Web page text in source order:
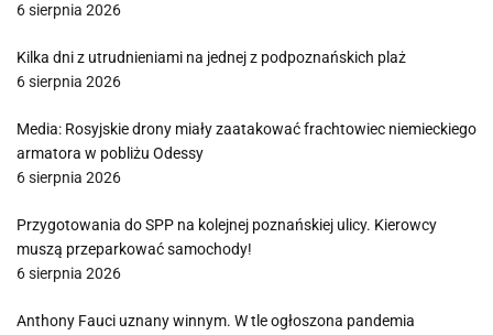
6 sierpnia 2026
Kilka dni z utrudnieniami na jednej z podpoznańskich plaż
6 sierpnia 2026
Media: Rosyjskie drony miały zaatakować frachtowiec niemieckiego
armatora w pobliżu Odessy
6 sierpnia 2026
Przygotowania do SPP na kolejnej poznańskiej ulicy. Kierowcy
muszą przeparkować samochody!
6 sierpnia 2026
Anthony Fauci uznany winnym. W tle ogłoszona pandemia